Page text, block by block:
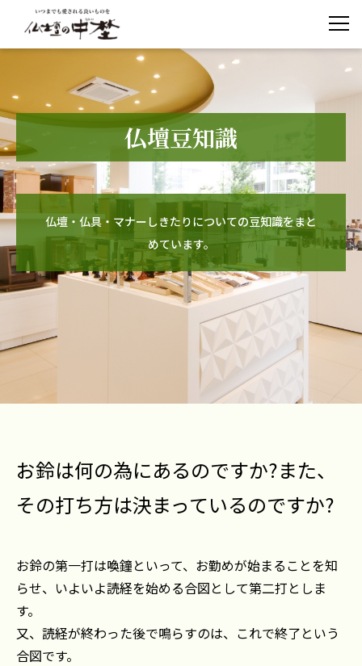
仏壇豆知識
仏壇・仏具・マナーしきたりについての豆知識をまと
めています。
お鈴は何の為にあるのですか?また、
その打ち方は決まっているのですか?
お鈴の第一打は喚鐘といって、お勤めが始まることを知
らせ、いよいよ読経を始める合図として第二打としま
す。
又、読経が終わった後で鳴らすのは、これで終了という
合図です。